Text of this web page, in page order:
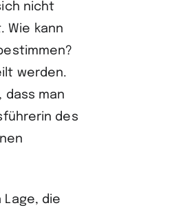
nicht
Wie kann
werden.
dass man
des
Lage, die